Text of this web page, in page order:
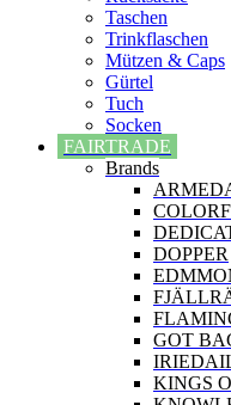
Taschen
Trinkflaschen
Mützen & Caps
Gürtel
Tuch
Socken
FAIRTRADE
Brands
DOPPER
GOT
KINGS